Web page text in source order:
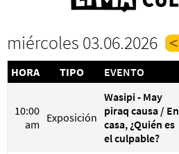
miércoles 03.06.2026
HORA TIPO EVENTO
10:00
am Exposición
Wasipi - May
piraq causa / En
casa, ¿Quién es
el culpable?